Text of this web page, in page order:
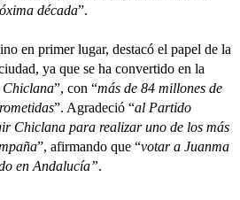
década”.
en primer lugar, destacó el papel de la
ya que se ha convertido en la
Chiclana”, con “más de 84 millones de
”. Agradeció “al Partido
Chiclana para realizar uno de los más
”, afirmando que “votar a Juanma
en Andalucía”.